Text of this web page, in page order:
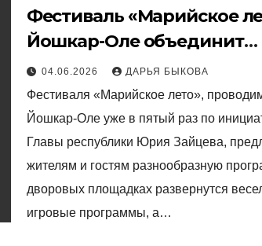
Фестиваль «Марийское
Йошкар-Оле объединит
латиноамериканские и
марийские танцы
04.06.2026 ДАРЬЯ БЫКОВА
Фестиваля «Марийское лето»,
Йошкар-Оле уже в пятый раз по
Главы республики Юрия Зайцева,
жителям и гостям разнообразную
дворовых площадках развернутся
игровые программы, а…